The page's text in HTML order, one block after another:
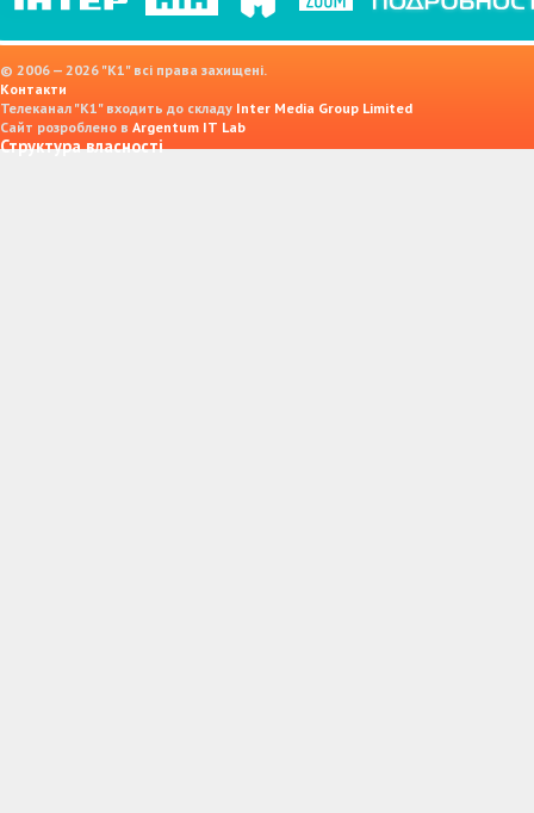
© 2006 — 2026 "K1" всі права захищені.
Контакти
Телеканал "К1" входить до складу Inter Media Group Limited
Сайт розроблено в Argentum IT Lab
Структура власності